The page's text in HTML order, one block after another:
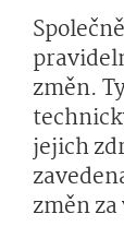
změn.
jejich
změn